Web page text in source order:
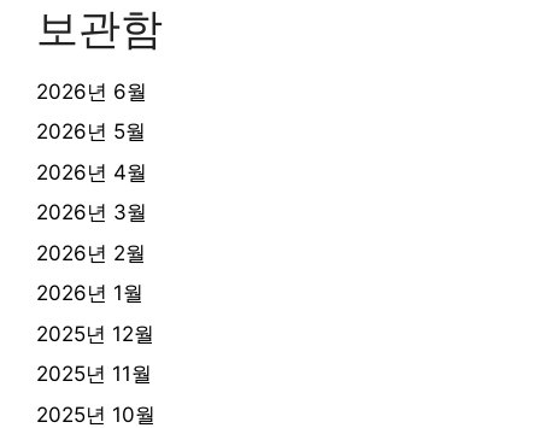
보관함
2026년 6월
2026년 5월
2026년 4월
2026년 3월
2026년 2월
2026년 1월
2025년 12월
2025년 11월
2025년 10월